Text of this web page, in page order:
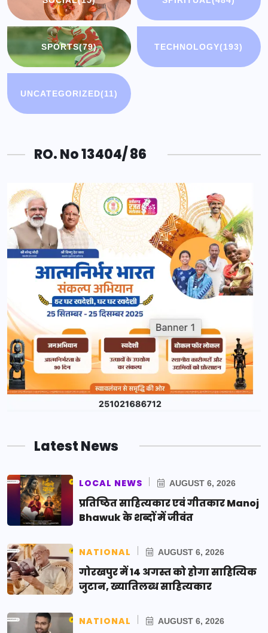
SPORTS(79) TECHNOLOGY(193)
UNCATEGORIZED(11)
RO. No 13404/ 86
Latest News
LOCAL NEWS AUGUST 6, 2026
प्रतिष्ठित साहित्यकार एवं गीतकार Manoj
Bhawuk के शब्दों में जीवंत
NATIONAL AUGUST 6, 2026
गोरखपुर में 14 अगस्त को होगा साहित्यिक
जुटान, ख्यातिलब्ध साहित्यकार
NATIONAL AUGUST 6, 2026